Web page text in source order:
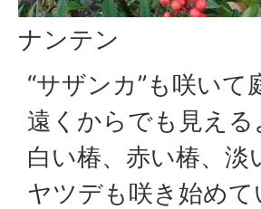
ナンテン
“サザンカ”も咲いて
遠くからでも見え
白い椿、赤い椿、
ヤツデも咲き始めて